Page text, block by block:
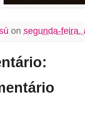
on segunda-feira,